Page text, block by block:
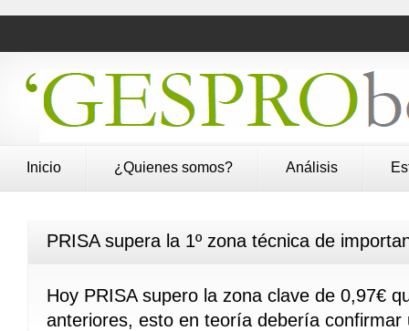
Inicio ¿Quienes somos? Análisis
PRISA supera la 1º zona técnica de
Hoy PRISA supero la zona clave de 0,97€
anteriores, esto en teoría debería confirmar